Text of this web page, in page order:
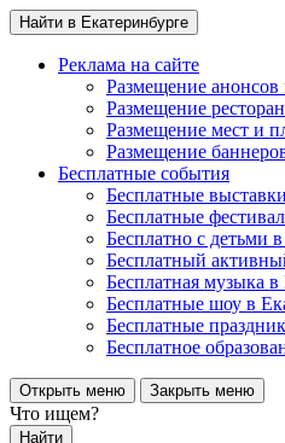
Найти в Екатеринбурге
Реклама на сайте
Размещение анонсов
Размещение
Размещение мест и
Размещение
Бесплатные события
Бесплатные
Бесплатные
Бесплатно с детьми
Бесплатный
Бесплатная музыка в
Бесплатные шоу в
Бесплатные
Бесплатное
Открыть меню Закрыть меню
Что ищем?
Найти